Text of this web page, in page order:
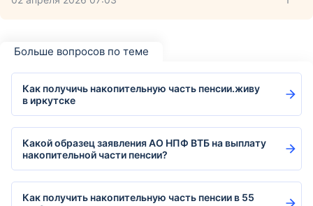
Больше вопросов по теме
Как получичь накопительную часть пенсии.живу
в иркутске
Какой образец заявления АО НПФ ВТБ на выплату
накопительной части пенсии?
Как получить накопительную часть пенсии в 55